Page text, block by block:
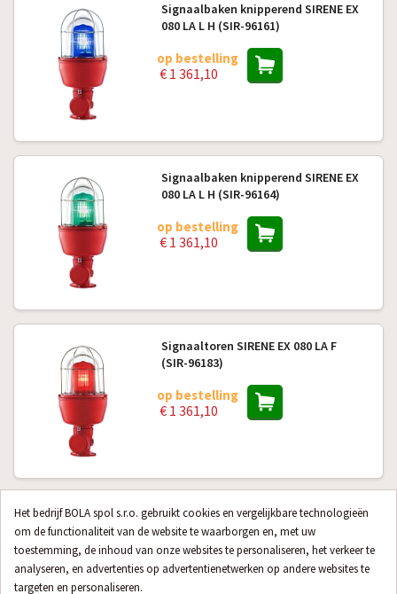
Het bedrijf BOLA spol s.r.o. gebruikt cookies en vergelijkbare technologieën
om de functionaliteit van de website te waarborgen en, met uw
toestemming, de inhoud van onze websites te personaliseren, het verkeer te
analyseren, en advertenties op advertentienetwerken op andere websites te
targeten en personaliseren.
Signaalbaken knipperend SIRENE EX
080 LA L H (SIR-96161)
op bestelling
€ 1 361,10
Signaalbaken knipperend SIRENE EX
080 LA L H (SIR-96164)
op bestelling
€ 1 361,10
Signaaltoren SIRENE EX 080 LA F
(SIR-96183)
op bestelling
€ 1 361,10
Signaalbaken SIRENE EX 080 LA F
(SIR-96213)
op bestelling